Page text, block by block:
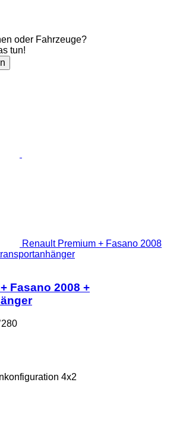
oder Fahrzeuge?
tun!
Renault Premium + Fasano 2008
Fasano 2008 +
4x2